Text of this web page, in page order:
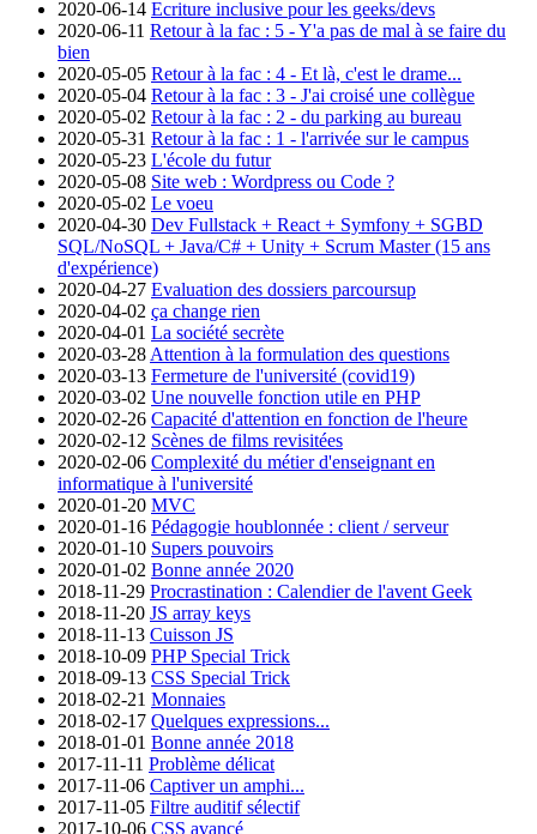
2020-06-14 Ecriture inclusive pour les geeks/devs
2020-06-11 Retour à la fac : 5 - Y'a pas de mal à se faire du
bien
2020-05-05 Retour à la fac : 4 - Et là, c'est le drame...
2020-05-04 Retour à la fac : 3 - J'ai croisé une collègue
2020-05-02 Retour à la fac : 2 - du parking au bureau
2020-05-31 Retour à la fac : 1 - l'arrivée sur le campus
2020-05-23 L'école du futur
2020-05-08 Site web : Wordpress ou Code ?
2020-05-02 Le voeu
2020-04-30 Dev Fullstack + React + Symfony + SGBD
SQL/NoSQL + Java/C# + Unity + Scrum Master (15 ans
d'expérience)
2020-04-27 Evaluation des dossiers parcoursup
2020-04-02 ça change rien
2020-04-01 La société secrète
2020-03-28 Attention à la formulation des questions
2020-03-13 Fermeture de l'université (covid19)
2020-03-02 Une nouvelle fonction utile en PHP
2020-02-26 Capacité d'attention en fonction de l'heure
2020-02-12 Scènes de films revisitées
2020-02-06 Complexité du métier d'enseignant en
informatique à l'université
2020-01-20 MVC
2020-01-16 Pédagogie houblonnée : client / serveur
2020-01-10 Supers pouvoirs
2020-01-02 Bonne année 2020
2018-11-29 Procrastination : Calendier de l'avent Geek
2018-11-20 JS array keys
2018-11-13 Cuisson JS
2018-10-09 PHP Special Trick
2018-09-13 CSS Special Trick
2018-02-21 Monnaies
2018-02-17 Quelques expressions...
2018-01-01 Bonne année 2018
2017-11-11 Problème délicat
2017-11-06 Captiver un amphi...
2017-11-05 Filtre auditif sélectif
2017-10-06 CSS avancé